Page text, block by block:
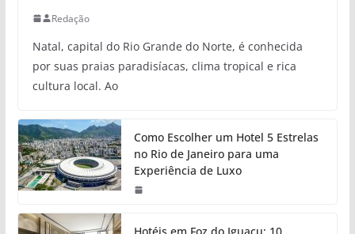
Redação
Natal, capital do Rio Grande do Norte, é conhecida
por suas praias paradisíacas, clima tropical e rica
cultura local. Ao
Como Escolher um Hotel 5 Estrelas
no Rio de Janeiro para uma
Experiência de Luxo